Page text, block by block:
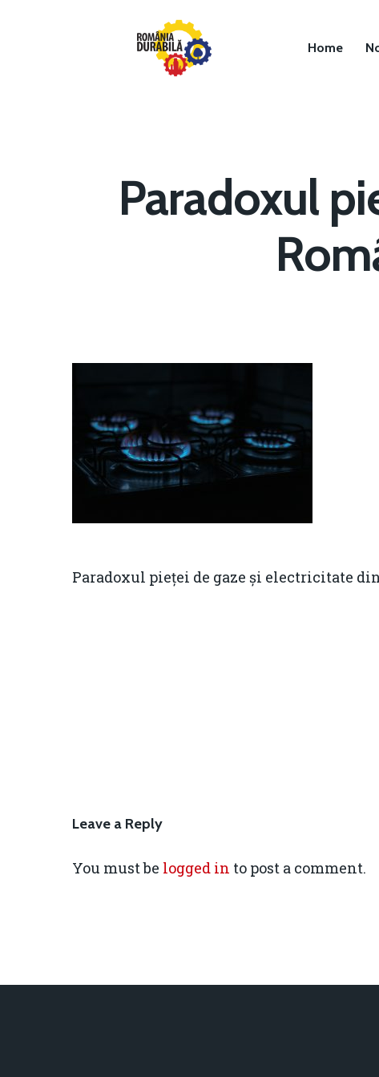
Hit enter to search or ESC to close
Home
Paradoxul
Paradoxul pieței de gaze și electricitate
Leave a Reply
You must be logged in to post a comment.